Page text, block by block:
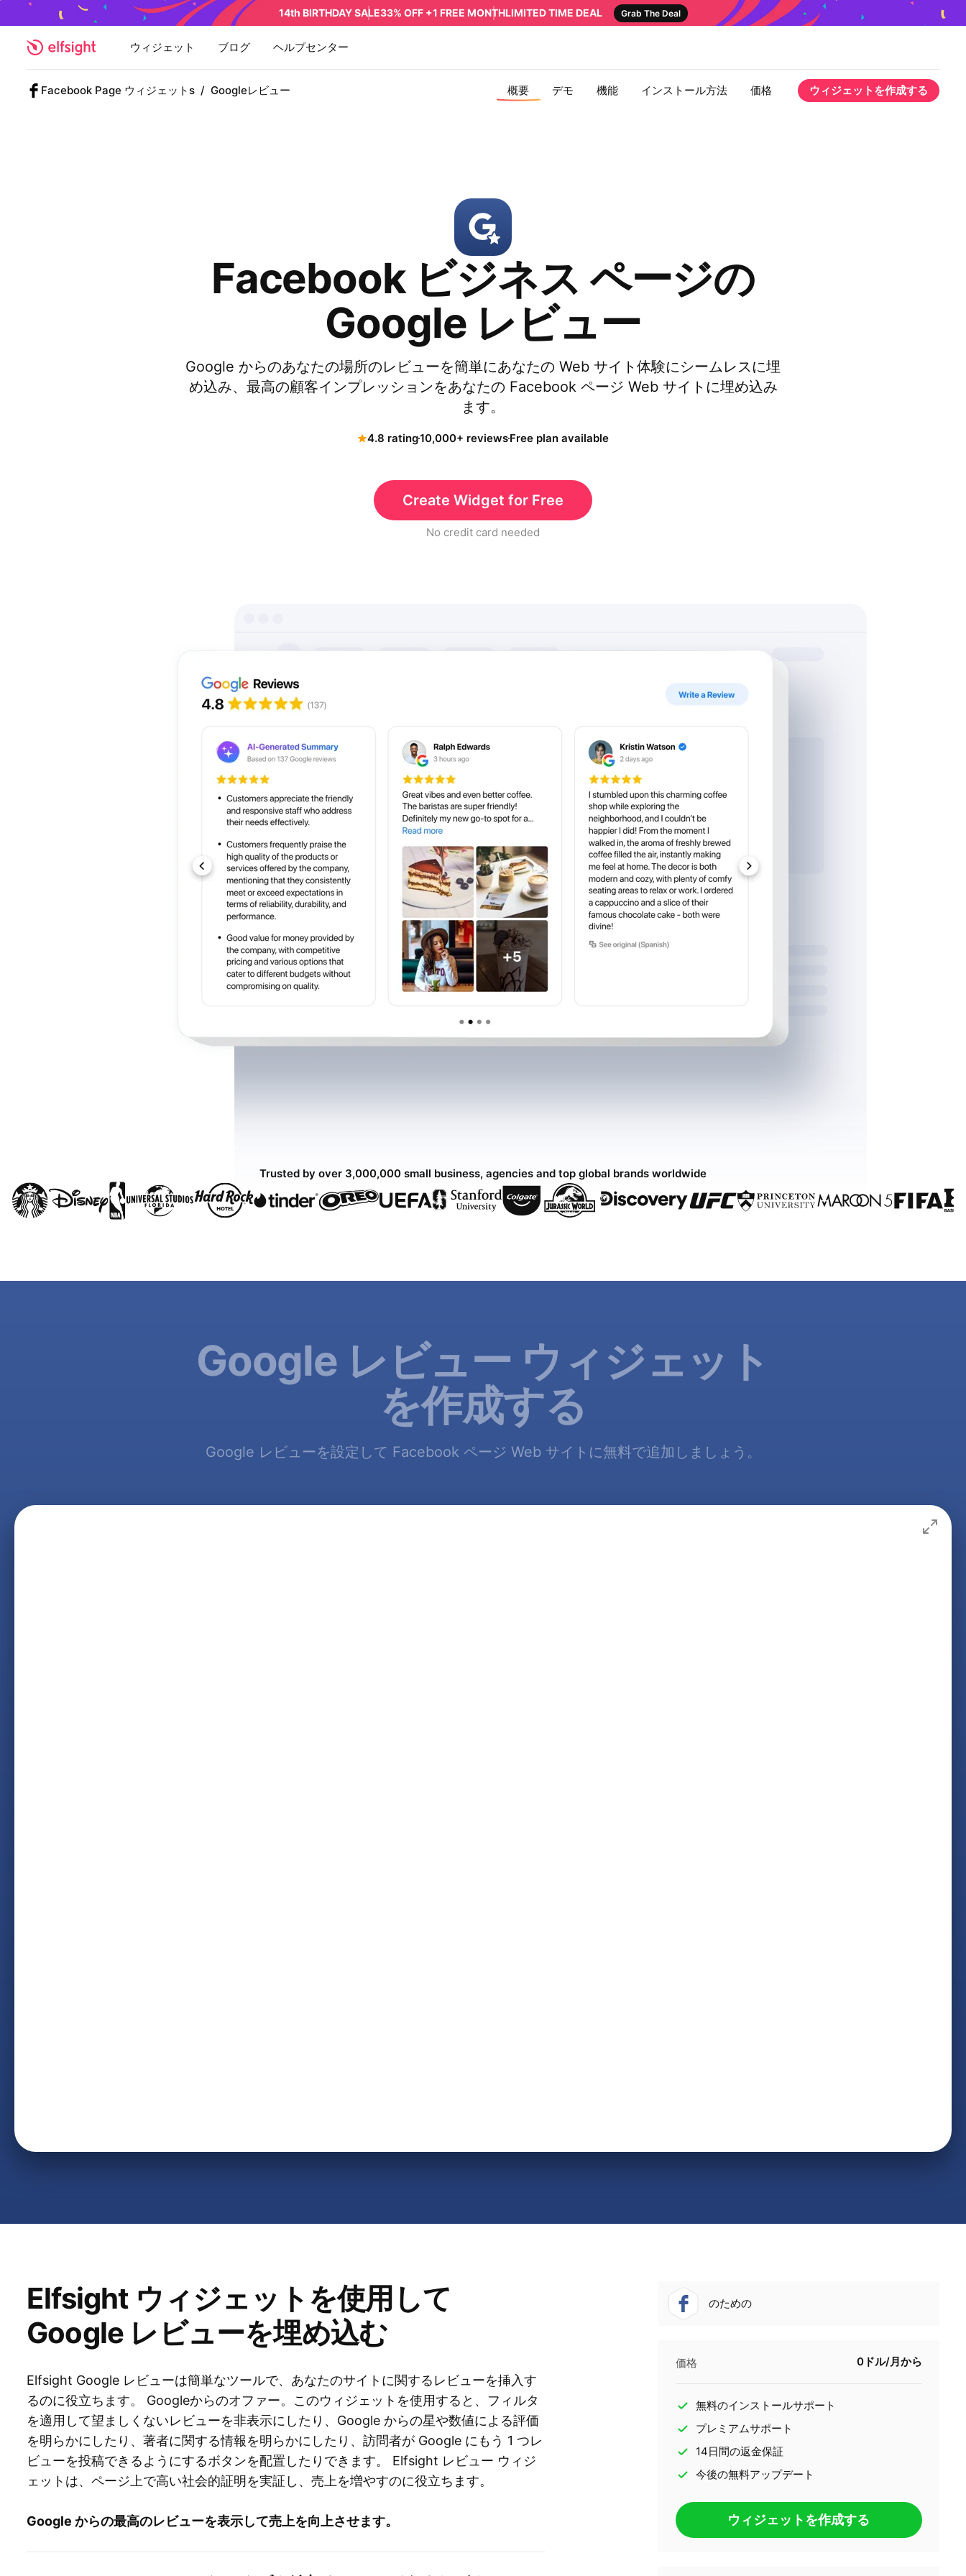
14th BIRTHDAY SALE33% OFF +1 FREE MONTHLIMITED TIME DEAL Grab The Deal
ウィジェット ブログ ヘルプセンター
Facebook Page ウィジェットs / Googleレビュー 概要 デモ 機能 インストール方法 価格 ウィジェットを作成する
Facebook ビジネス ページの
Google レビュー
Google からのあなたの場所のレビューを簡単にあなたの Web サイト体験にシームレスに埋
め込み、最高の顧客インプレッションをあなたの Facebook ページ Web サイトに埋め込み
ます。
4.8 rating10,000+ reviewsFree plan available
Create Widget for Free
No credit card needed
Trusted by over 3,000,000 small business, agencies and top global brands worldwide
Google レビュー ウィジェット
を作成する
Google レビューを設定して Facebook ページ Web サイトに無料で追加しましょう。
Elfsight ウィジェットを使用して
Google レビューを埋め込む
Elfsight Google レビューは簡単なツールで、あなたのサイトに関するレビューを挿入す
るのに役立ちます。 Googleからのオファー。このウィジェットを使用すると、フィルタ
を適用して望ましくないレビューを非表示にしたり、Google からの星や数値による評価
を明らかにしたり、著者に関する情報を明らかにしたり、訪問者が Google にもう 1 つレ
ビューを投稿できるようにするボタンを配置したりできます。 Elfsight レビュー ウィジ
ェットは、ページ上で高い社会的証明を実証し、売上を増やすのに役立ちます。
Google からの最高のレビューを表示して売上を向上させます。
のための
価格 0ドル/月から
無料のインストールサポート
プレミアムサポート
14日間の返金保証
今後の無料アップデート
ウィジェットを作成する